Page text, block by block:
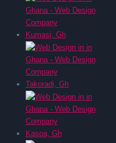
Kumasi, Gh
Takoradi, Gh
Kasoa, Gh